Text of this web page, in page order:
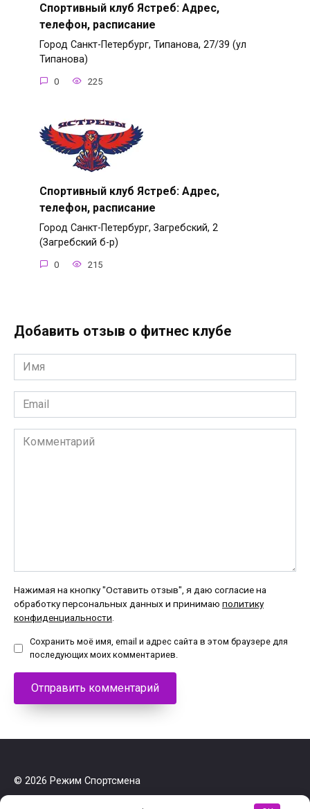
Спортивный клуб Ястреб: Адрес,
телефон, расписание
Город Санкт-Петербург, Типанова, 27/39 (ул
Типанова)
0 225
Спортивный клуб Ястреб: Адрес,
телефон, расписание
Город Санкт-Петербург, Загребский, 2
(Загребский б-р)
0 215
Добавить отзыв о фитнес клубе
Имя
*
Email
*
Комментарий
Нажимая на кнопку "Оставить отзыв", я даю согласие на
обработку персональных данных и принимаю политику
конфиденциальности.
Сохранить моё имя, email и адрес сайта в этом браузере для
последующих моих комментариев.
© 2026 Режим Спортсмена